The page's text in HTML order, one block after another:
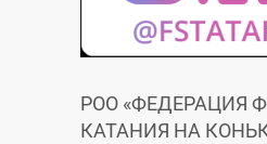
РОО «ФЕДЕРАЦИЯ
КАТАНИЯ НА